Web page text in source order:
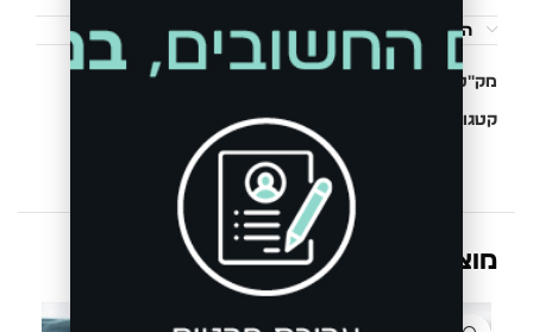
הוראות כביסה
מק"ט:
קטגוריות: חגורות
מוצרים קשורים